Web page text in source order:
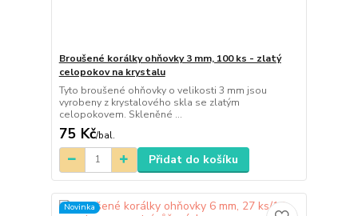
Broušené korálky ohňovky 3 mm, 100 ks - zlatý
celopokov na krystalu
Tyto broušené ohňovky o velikosti 3 mm jsou
vyrobeny z krystalového skla se zlatým
celopokovem. Skleněné ...
75 Kč/bal.
Přidat do košíku
Novinka